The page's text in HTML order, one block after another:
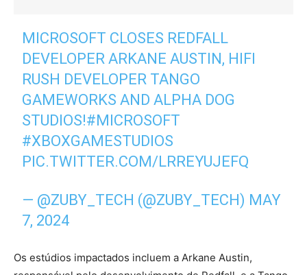
MICROSOFT CLOSES REDFALL
DEVELOPER ARKANE AUSTIN, HIFI
RUSH DEVELOPER TANGO
GAMEWORKS AND ALPHA DOG
STUDIOS!#MICROSOFT
#XBOXGAMESTUDIOS
PIC.TWITTER.COM/LRREYUJEFQ
— @ZUBY_TECH (@ZUBY_TECH) MAY
7, 2024
Os estúdios impactados incluem a Arkane Austin,